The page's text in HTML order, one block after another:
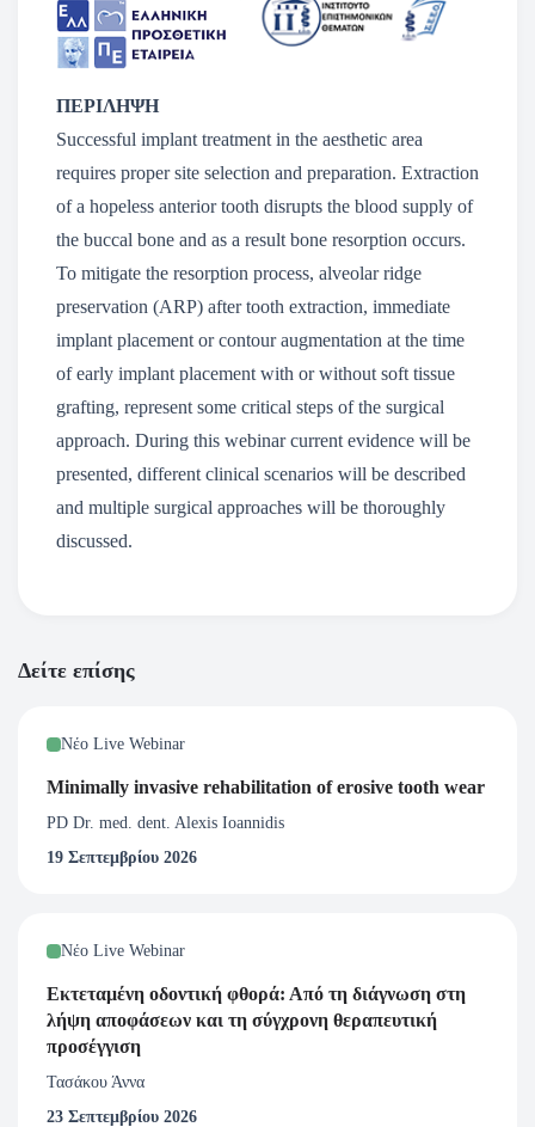
ΠΕΡΙΛΗΨΗ
Successful implant treatment in the aesthetic area
requires proper site selection and preparation. Extraction
of a hopeless anterior tooth disrupts the blood supply of
the buccal bone and as a result bone resorption occurs.
To mitigate the resorption process, alveolar ridge
preservation (ARP) after tooth extraction, immediate
implant placement or contour augmentation at the time
of early implant placement with or without soft tissue
grafting, represent some critical steps of the surgical
approach. During this webinar current evidence will be
presented, different clinical scenarios will be described
and multiple surgical approaches will be thoroughly
discussed.
Δείτε επίσης
Νέο Live Webinar
Minimally invasive rehabilitation of erosive tooth wear
PD Dr. med. dent. Alexis Ioannidis
19 Σεπτεμβρίου 2026
Νέο Live Webinar
Εκτεταμένη οδοντική φθορά: Από τη διάγνωση στη
λήψη αποφάσεων και τη σύγχρονη θεραπευτική
προσέγγιση
Τασάκου Άννα
23 Σεπτεμβρίου 2026